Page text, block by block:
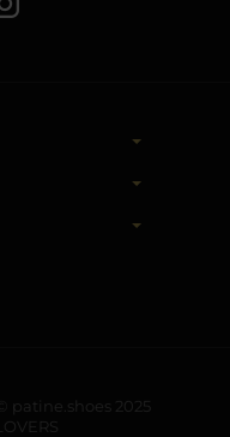
patine.shoes 2025